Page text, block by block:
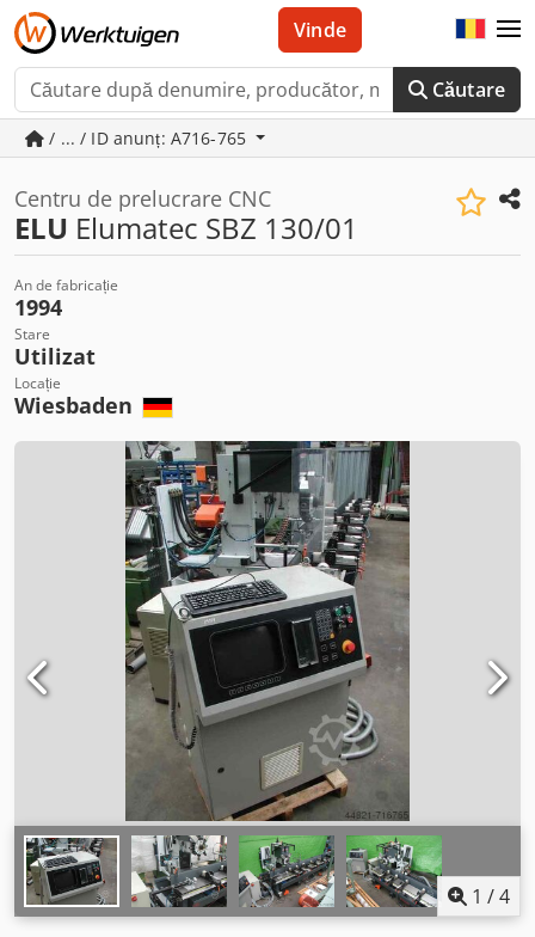
Căutare
Vinde
/ ... / ID anunț: A716-765
Centru de prelucrare CNC
ELU Elumatec SBZ 130/01
An de fabricație
1994
Stare
Utilizat
Locație
Wiesbaden
1 /4